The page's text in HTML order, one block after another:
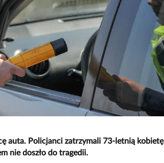
auta. Policjanci zatrzymali 73-letnią kobietę
nie doszło do tragedii.